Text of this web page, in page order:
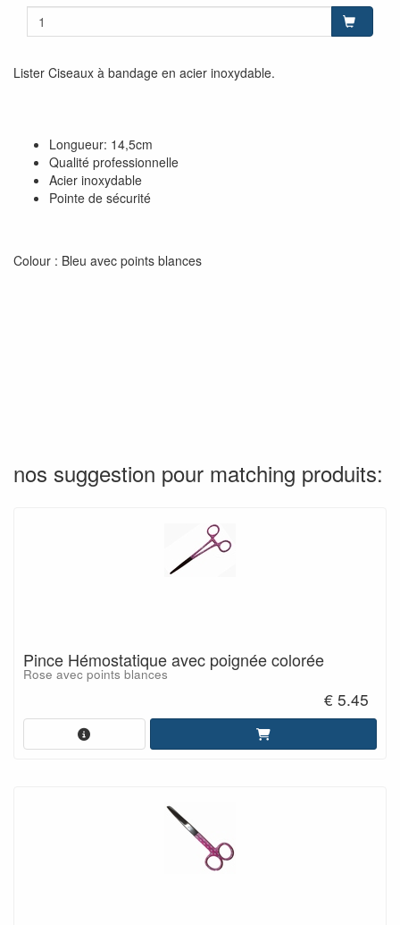
Lister Ciseaux à bandage en acier inoxydable.
Longueur: 14,5cm
Qualité professionnelle
Acier inoxydable
Pointe de sécurité
Colour : Bleu avec points blances
nos suggestion pour matching produits:
Pince Hémostatique avec poignée colorée
Rose avec points blances
€ 5.45